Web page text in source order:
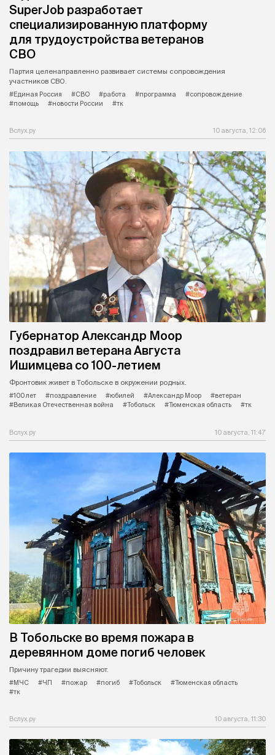
SuperJob разработает
специализированную платформу
для трудоустройства ветеранов
СВО
Партия целенаправленно развивает системы сопровождения
участников СВО.
#Единая Россия
#СВО #работа #программа
#сопровождение
#помощь
#новости России #тк
Вслух.ру 10 августа, 12:06
Губернатор Александр Моор
поздравил ветерана Августа
Ишимцева со 100-летием
Фронтовик живет в Тобольске в окружении родных.
#100 лет
#поздравление #юбилей #Александр Моор
#ветеран
#Великая Отечественная война
#Тобольск #Тюменская область #тк
Вслух.ру 10 августа, 11:47
В Тобольске во время пожара в
деревянном доме погиб человек
Причину трагедии выясняют.
#МЧС
#ЧП #пожар #погиб #Тобольск
#Тюменская область
#тк
Вслух.ру 10 августа, 11:30